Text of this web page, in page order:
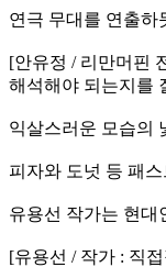
연극 무대를 연출하
[안유정 / 리만머핀
해석해야 되는지를
익살스러운 모습의
피자와 도넛 등 패
유용선 작가는 현대
[유용선 / 작가 : 직